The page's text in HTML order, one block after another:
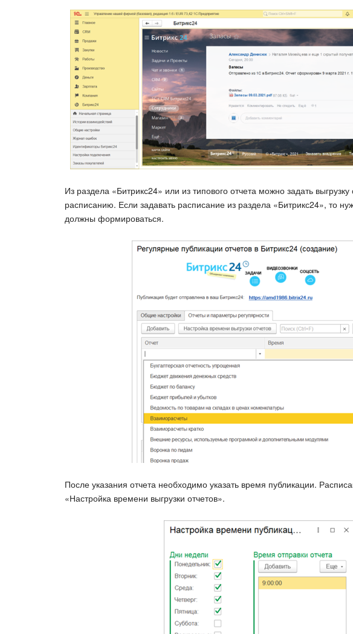
Из раздела «Битрикс24» или из типового отчета можно задать
расписанию. Если задавать расписание из раздела «Битрикс24», то
должны формироваться.
После указания отчета необходимо указать время публикации.
«Настройка времени выгрузки отчетов».